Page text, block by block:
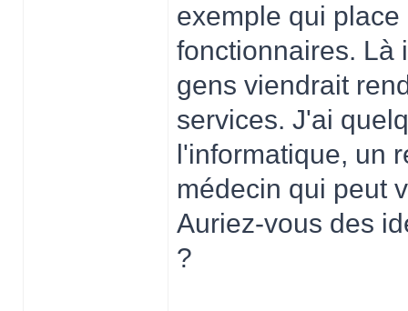
exemple qui
fonctionnaires. Là
gens viendrait
services. J'ai
l'informatique, un
médecin qui peut
Auriez-vous des
?